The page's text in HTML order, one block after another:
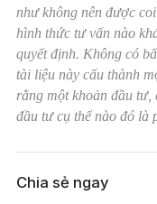
như không nên được
hình thức tư vấn nào
quyết định. Không có
tài liệu này cấu thành
rằng một khoản đầu
đầu tư cụ thể nào đó là
Chia sẻ ngay